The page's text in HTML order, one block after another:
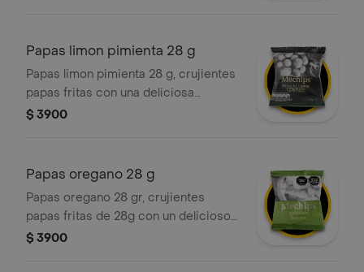
Papas limon pimienta 28 g
Papas limon pimienta 28 g, crujientes
papas fritas con una deliciosa
combinación de sabores a limón y
$ 3900
Papas oregano 28 g
Papas oregano 28 gr, crujientes
papas fritas de 28g con un delicioso
toque de orégano.
$ 3900